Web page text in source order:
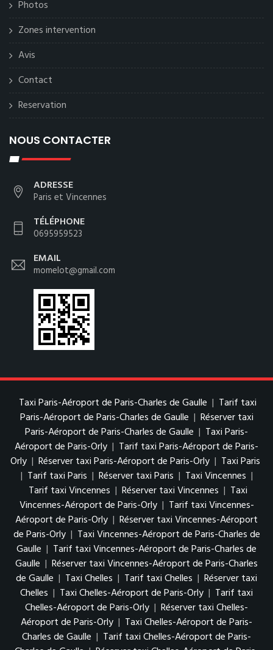
Photos
Zones intervention
Avis
Contact
Reservation
NOUS CONTACTER
ADRESSE
Paris et Vincennes
TÉLÉPHONE
0695959523
EMAIL
momelot@gmail.com
Taxi Paris-Aéroport de Paris-Charles de Gaulle | Tarif taxi
Paris-Aéroport de Paris-Charles de Gaulle | Réserver taxi
Paris-Aéroport de Paris-Charles de Gaulle | Taxi Paris-
Aéroport de Paris-Orly | Tarif taxi Paris-Aéroport de Paris-
Orly | Réserver taxi Paris-Aéroport de Paris-Orly | Taxi Paris
| Tarif taxi Paris | Réserver taxi Paris | Taxi Vincennes |
Tarif taxi Vincennes | Réserver taxi Vincennes | Taxi
Vincennes-Aéroport de Paris-Orly | Tarif taxi Vincennes-
Aéroport de Paris-Orly | Réserver taxi Vincennes-Aéroport
de Paris-Orly | Taxi Vincennes-Aéroport de Paris-Charles de
Gaulle | Tarif taxi Vincennes-Aéroport de Paris-Charles de
Gaulle | Réserver taxi Vincennes-Aéroport de Paris-Charles
de Gaulle | Taxi Chelles | Tarif taxi Chelles | Réserver taxi
Chelles | Taxi Chelles-Aéroport de Paris-Orly | Tarif taxi
Chelles-Aéroport de Paris-Orly | Réserver taxi Chelles-
Aéroport de Paris-Orly | Taxi Chelles-Aéroport de Paris-
Charles de Gaulle | Tarif taxi Chelles-Aéroport de Paris-